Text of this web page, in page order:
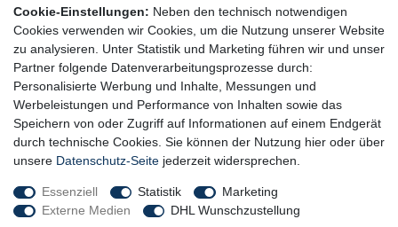
Widerrufsrecht
Bestellung widerrufen
Datenschutzerklärung
AGB
Impressum
Newsletter
Newsletter-Anmeldung
Cookie-Einstellungen: Neben den technisch notwendigen
Cookies verwenden wir Cookies, um die Nutzung unserer Website
zu analysieren. Unter Statistik und Marketing führen wir und unser
Partner folgende Datenverarbeitungsprozesse durch:
Personalisierte Werbung und Inhalte, Messungen und
Werbeleistungen und Performance von Inhalten sowie das
Speichern von oder Zugriff auf Informationen auf einem Endgerät
durch technische Cookies. Sie können der Nutzung hier oder über
unsere Datenschutz-Seite jederzeit widersprechen.
Essenziell Statistik
Marketing
Externe Medien
DHL Wunschzustellung